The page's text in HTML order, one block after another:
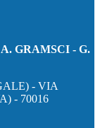
GRAMSCI - G.
- VIA
- 70016